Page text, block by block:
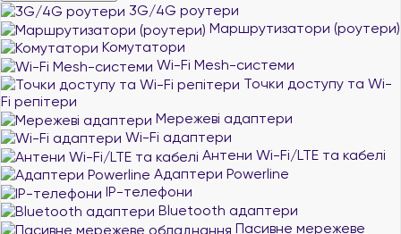
3G/4G роутери
Маршрутизатори (роутери)
Комутатори
Wi-Fi Mesh-системи
Точки доступу та Wi-
Fi репітери
Мережеві адаптери
Wi-Fi адаптери
Антени Wi-Fi/LTE та кабелі
Адаптери Powerline
IP-телефони
Bluetooth адаптери
Пасивне мережеве